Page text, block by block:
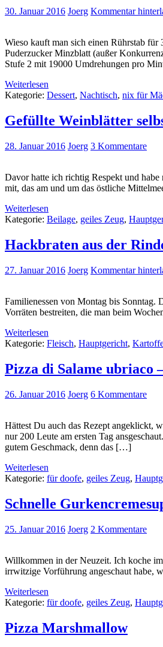
30. Januar 2016 Joerg Kommentar
Wieso kauft man sich einen Rührstab
Puderzucker Minzblatt (außer
Stufe 2 mit 19000 Umdrehungen pro
Weiterlesen
Kategorie: Dessert, Nachtisch, nix für
Gefüllte Weinblätter
28. Januar 2016 Joerg 3 Kommentare
Davor hatte ich richtig Respekt und
mit, das am und um das östliche
Weiterlesen
Kategorie: Beilage, geiles Zeug,
Hackbraten aus der
27. Januar 2016 Joerg Kommentar
Familienessen von Montag bis Sonntag.
Vorräten bestreiten, die man beim
Weiterlesen
Kategorie: Fleisch, Hauptgericht,
Pizza di Salame ubriaco
26. Januar 2016 Joerg 6 Kommentare
Hättest Du auch das Rezept angeklickt,
nur 200 Leute am ersten Tag
gutem Geschmack, denn das […]
Weiterlesen
Kategorie: für doofe, geiles Zeug,
Schnelle
25. Januar 2016 Joerg 2 Kommentare
Willkommen in der Neuzeit. Ich koche
irrwitzige Vorführung angeschaut habe,
Weiterlesen
Kategorie: für doofe, geiles Zeug,
Pizza Marshmallow